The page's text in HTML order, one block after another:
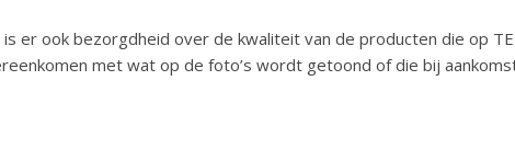
er ook bezorgdheid over de kwaliteit van de producten die op
met wat op de foto’s wordt getoond of die bij